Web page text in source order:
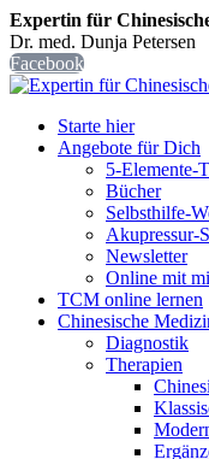
Expertin für
Dr. med. Dunja Petersen
Facebook
Starte hier
Angebote für Dich
5-Elemente-
Bücher
Selbsthilfe-
Akupressur-
Newsletter
Online mit
TCM online lernen
Chinesische
Diagnostik
Therapien